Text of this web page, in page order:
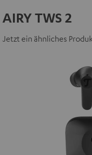
AIRY TWS 2
Jetzt ein ähnliches